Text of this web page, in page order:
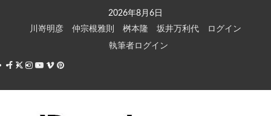
キ
2026年8月6日
川嵜明彦
仲宗根雅則 桝本隆 坂井万利代
ログイン
執筆者ログイン
Facebook
X Instagram
Youtube
VimeoPinterest